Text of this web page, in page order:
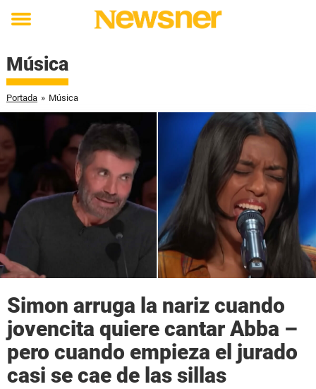
Toggle
Música
Portada » Música
Simon arruga la nariz cuando
jovencita quiere cantar Abba –
pero cuando empieza el jurado
casi se cae de las sillas